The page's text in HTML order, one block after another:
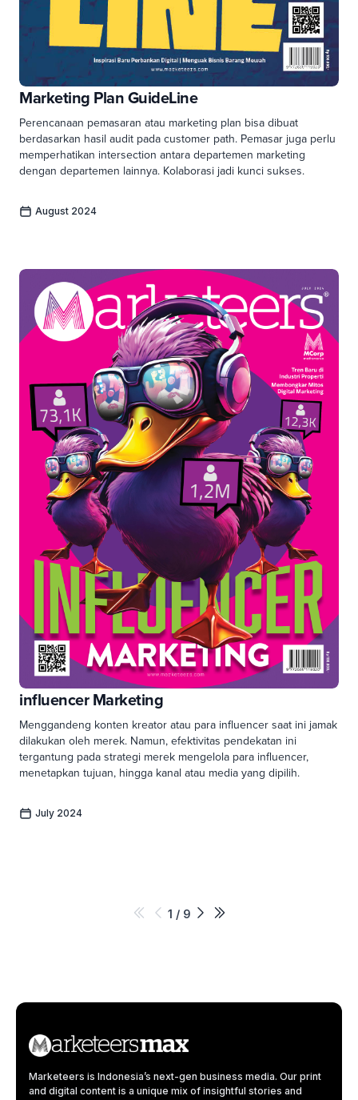
Marketing Plan GuideLine
Perencanaan pemasaran atau marketing plan bisa dibuat
berdasarkan hasil audit pada customer path. Pemasar juga perlu
memperhatikan intersection antara departemen marketing
dengan departemen lainnya. Kolaborasi jadi kunci sukses.
August 2024
influencer Marketing
Menggandeng konten kreator atau para influencer saat ini jamak
dilakukan oleh merek. Namun, efektivitas pendekatan ini
tergantung pada strategi merek mengelola para influencer,
menetapkan tujuan, hingga kanal atau media yang dipilih.
July 2024
1 / 9
Marketeers is Indonesia’s next-gen business media. Our print
and digital content is a unique mix of insightful stories and